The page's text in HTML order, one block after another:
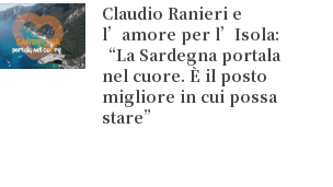
Claudio Ranieri e
l’amore per l’Isola:
“La Sardegna portala
nel cuore. È il posto
migliore in cui possa
stare”